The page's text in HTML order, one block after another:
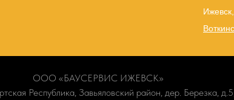
ООО «БАУСЕРВИС ИЖЕВСК»
Республика, Завьяловский район, дер. Березка,